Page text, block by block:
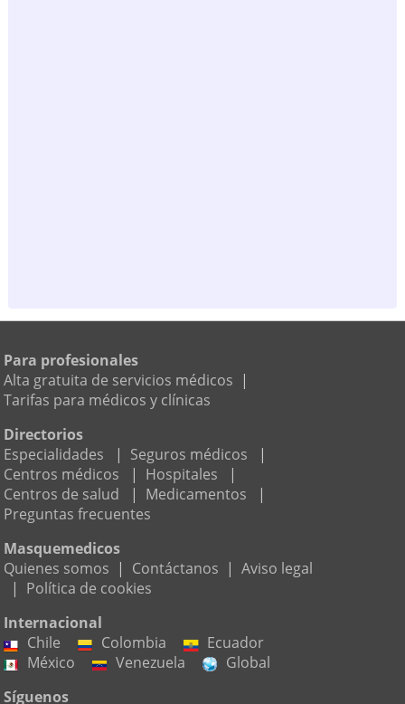
Para profesionales
Alta gratuita de servicios médicos |
Tarifas para médicos y clínicas
Directorios
Especialidades
| Seguros médicos
|
Centros médicos
| Hospitales
|
Centros de salud
| Medicamentos
|
Preguntas frecuentes
Masquemedicos
Quienes somos | Contáctanos | Aviso legal
| Política de cookies
Internacional
Chile
Colombia
Ecuador
México
Venezuela
Global
Síguenos